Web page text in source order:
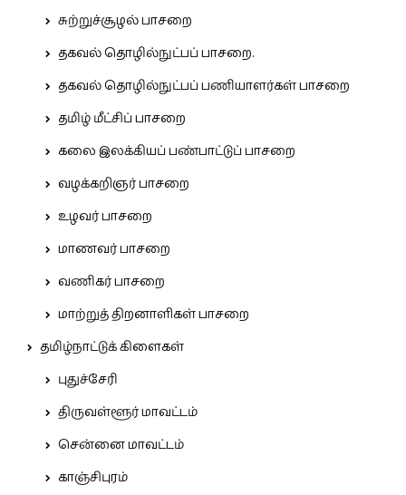
சுற்றுச்சூழல் பாசறை
தகவல் தொழில்நுட்பப் பாசறை.
தகவல் தொழில்நுட்பப் பணியாளர்கள் பாசறை
தமிழ் மீட்சிப் பாசறை
கலை இலக்கியப் பண்பாட்டுப் பாசறை
வழக்கறிஞர் பாசறை
உழவர் பாசறை
மாணவர் பாசறை
வணிகர் பாசறை
மாற்றுத் திறனாளிகள் பாசறை
தமிழ்நாட்டுக் கிளைகள்
புதுச்சேரி
திருவள்ளூர் மாவட்டம்
சென்னை மாவட்டம்
காஞ்சிபுரம்